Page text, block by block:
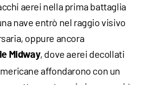
aerei nella prima battaglia
nave entrò nel raggio visivo
oppure ancora
Midway, dove aerei decollati
affondarono con un